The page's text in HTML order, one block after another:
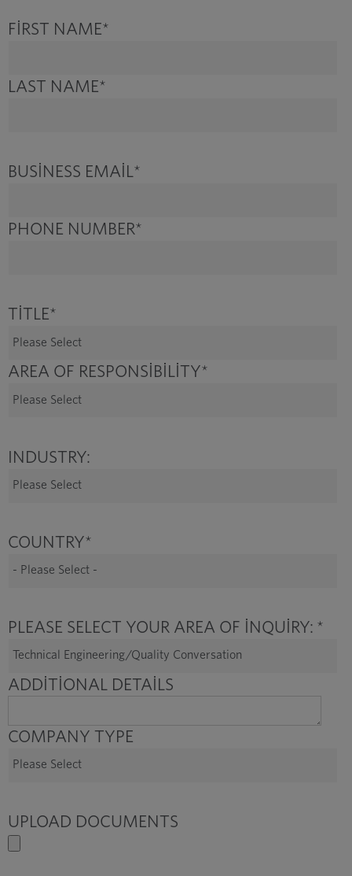
FIRST NAME*
LAST NAME*
BUSINESS EMAIL*
PHONE NUMBER*
TITLE*
AREA OF RESPONSIBILITY*
INDUSTRY:
COUNTRY*
PLEASE SELECT YOUR AREA OF INQUIRY: *
ADDITIONAL DETAILS
COMPANY TYPE
UPLOAD DOCUMENTS